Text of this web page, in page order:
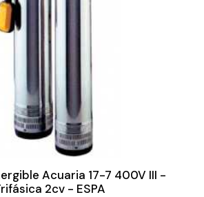
Acuaria 17-7 400V III -
2cv - ESPA